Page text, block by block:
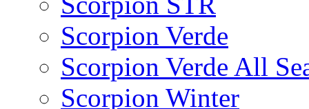
Scorpion Verde
Scorpion Verde All
Scorpion Winter